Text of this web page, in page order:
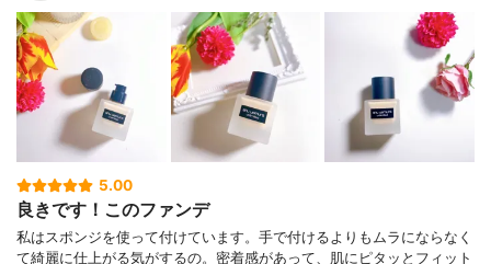
5.00
良きです！このファンデ
私はスポンジを使って付けています。手で付けるよりもムラにならなく
て綺麗に仕上がる気がするの。密着感があって、肌にピタッとフィット